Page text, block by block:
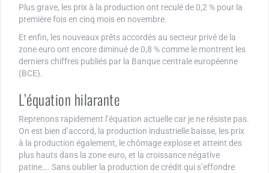
Plus grave, les prix à la production ont reculé de 0,2 % pour la
première fois en cinq mois en novembre.
Et enfin, les nouveaux prêts accordés au secteur privé de la
zone euro ont encore diminué de 0,8 % comme le montrent les
derniers chiffres publiés par la Banque centrale européenne
(BCE).
L’équation hilarante
Reprenons rapidement l’équation actuelle car je ne résiste pas.
On est bien d’accord, la production industrielle baisse, les prix
à la production également, le chômage explose et atteint des
plus hauts dans la zone euro, et la croissance négative
patine…. Sans oublier la production de crédit qui s’effondre